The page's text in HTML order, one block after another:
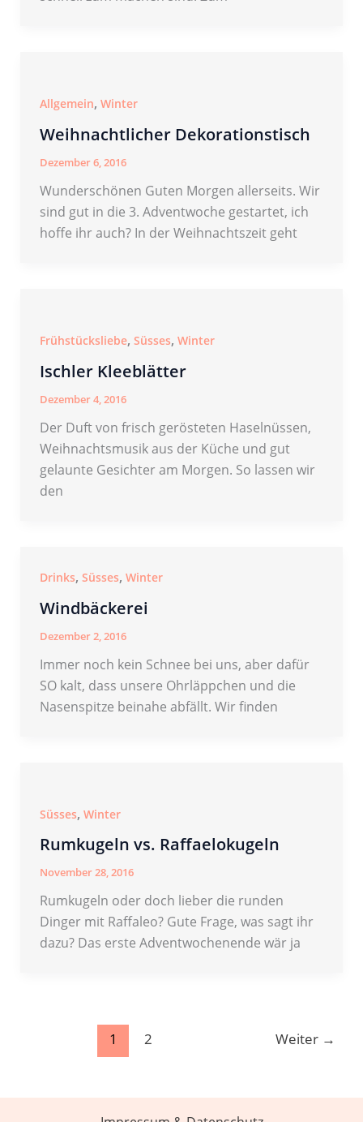
Allgemein, Winter
Weihnachtlicher Dekorationstisch
Dezember 6, 2016
Wunderschönen Guten Morgen allerseits. Wir
sind gut in die 3. Adventwoche gestartet, ich
hoffe ihr auch? In der Weihnachtszeit geht
Frühstücksliebe, Süsses, Winter
Ischler Kleeblätter
Dezember 4, 2016
Der Duft von frisch gerösteten Haselnüssen,
Weihnachtsmusik aus der Küche und gut
gelaunte Gesichter am Morgen. So lassen wir
den
Drinks, Süsses, Winter
Windbäckerei
Dezember 2, 2016
Immer noch kein Schnee bei uns, aber dafür
SO kalt, dass unsere Ohrläppchen und die
Nasenspitze beinahe abfällt. Wir finden
Süsses, Winter
Rumkugeln vs. Raffaelokugeln
November 28, 2016
Rumkugeln oder doch lieber die runden
Dinger mit Raffaleo? Gute Frage, was sagt ihr
dazu? Das erste Adventwochenende wär ja
1 2 Weiter →